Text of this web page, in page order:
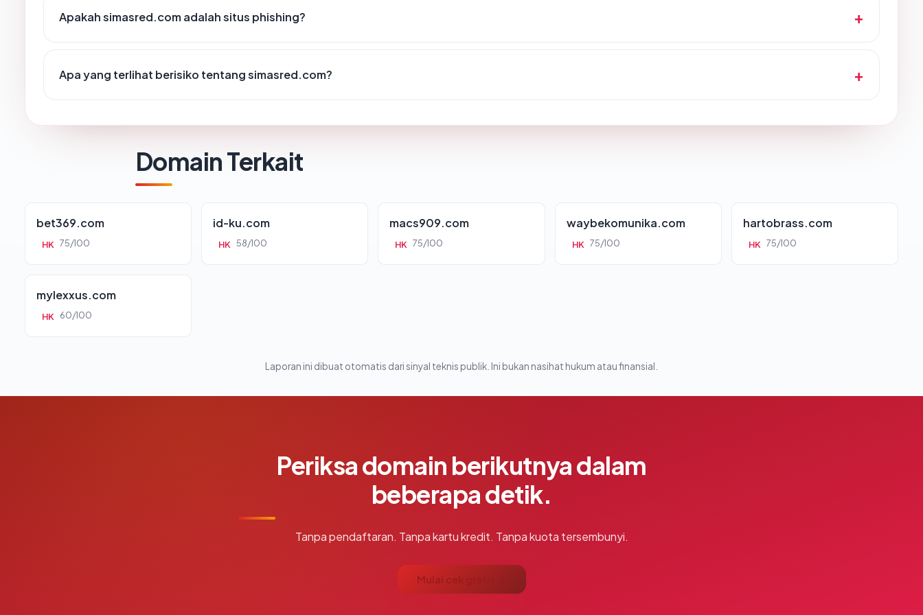
Apakah simasred.com adalah situs phishing?
Apa yang terlihat berisiko tentang simasred.com?
Domain Terkait
bet369.com
HK 75/100
id-ku.com
HK 58/100
macs909.com
HK 75/100
waybekomunika.com
HK 75/100
hartobrass.com
HK 75/100
mylexxus.com
HK 60/100
Laporan ini dibuat otomatis dari sinyal teknis publik. Ini bukan nasihat hukum atau finansial.
Periksa domain berikutnya dalam
beberapa detik.
Tanpa pendaftaran. Tanpa kartu kredit. Tanpa kuota tersembunyi.
Mulai cek gratis →